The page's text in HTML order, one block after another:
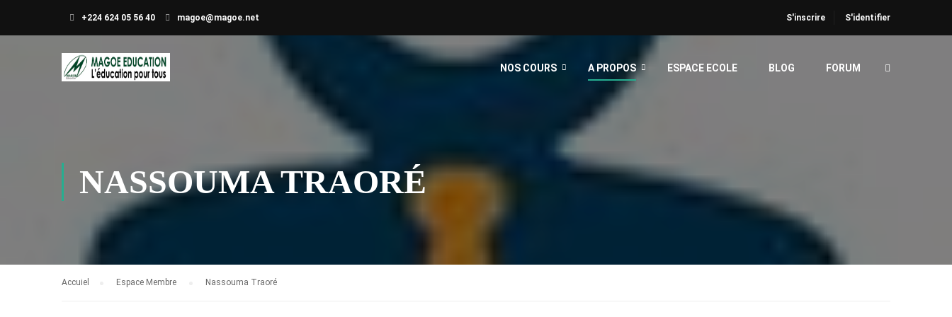
+224 624 05 56 40 magoe@magoe.net S'inscrire S'identifier
NOS COURS A PROPOS ESPACE ECOLE BLOG FORUM
NASSOUMA TRAORÉ
Accuiel Espace Membre Nassouma Traoré